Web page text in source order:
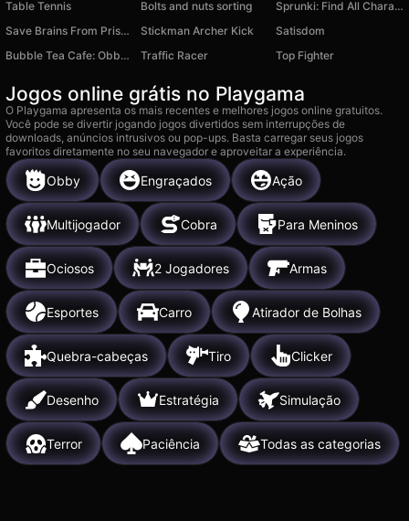
Table Tennis
Bolts and nuts sorting
Sprunki: Find All Characters
Save Brains From Prison Escape +1 Tycoon 3D
Stickman Archer Kick
Satisdom
Bubble Tea Cafe: Obby 3D Simulator Tycoon
Traffic Racer Top Fighter
Jogos online grátis no Playgama
O Playgama apresenta os mais recentes e melhores jogos online gratuitos.
Você pode se divertir jogando jogos divertidos sem interrupções de
downloads, anúncios intrusivos ou pop-ups. Basta carregar seus jogos
favoritos diretamente no seu navegador e aproveitar a experiência.
Obby Engraçados Ação
Multijogador Cobra Para Meninos
Ociosos 2 Jogadores Armas
Esportes Carro Atirador de Bolhas
Quebra-cabeças Tiro Clicker
Desenho Estratégia Simulação
Terror Paciência Todas as categorias